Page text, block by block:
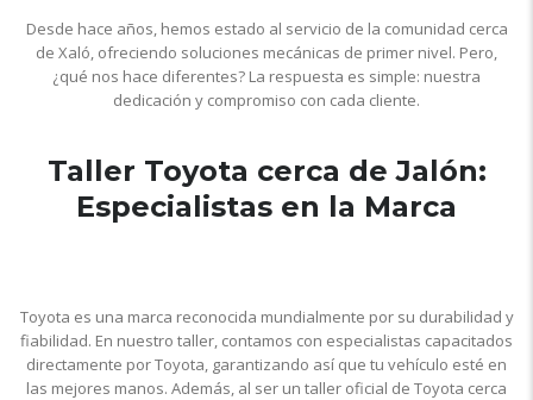
Desde hace años, hemos estado al servicio de la comunidad cerca
de Xaló, ofreciendo soluciones mecánicas de primer nivel. Pero,
¿qué nos hace diferentes? La respuesta es simple: nuestra
dedicación y compromiso con cada cliente.
Taller Toyota cerca de Jalón:
Especialistas en la Marca
Toyota es una marca reconocida mundialmente por su durabilidad y
fiabilidad. En nuestro taller, contamos con especialistas capacitados
directamente por Toyota, garantizando así que tu vehículo esté en
las mejores manos. Además, al ser un taller oficial de Toyota cerca